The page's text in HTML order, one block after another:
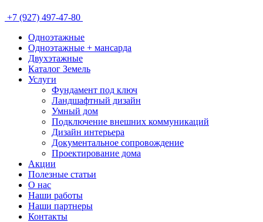
+7 (927) 497-47-80
Одноэтажные
Одноэтажные + мансарда
Двухэтажные
Каталог Земель
Услуги
Фундамент под ключ
Ландшафтный дизайн
Умный дом
Подключение внешних коммуникаций
Дизайн интерьера
Документальное сопровождение
Проектирование дома
Акции
Полезные статьи
О нас
Наши работы
Наши партнеры
Контакты